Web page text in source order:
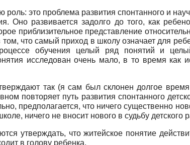
это проблема развития спонтанного и
Оно развивается задолго до того, как
приблизительное представление
что самый приход в школу означает для
обучения целый ряд понятий и
исследован очень мало, в то время как
так (я сам был склонен долгое время
повторяет путь развития спонтанного
предполагается, что ничего существенно
ничего не вносит нового в судьбу детского
утверждать, что житейское понятие
в голову ребенка.